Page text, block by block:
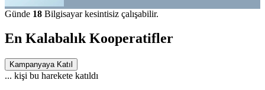
Günde 18 Bilgisayar kesintisiz çalışabilir.
En Kalabalık Kooperatifler
Kampanyaya Katıl
... kişi bu harekete katıldı